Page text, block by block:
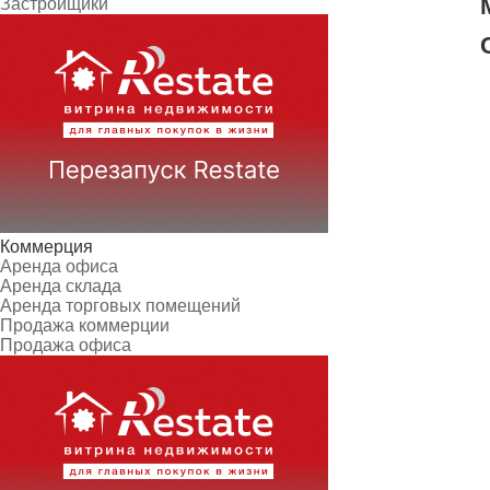
Застройщики
Коммерция
Аренда офиса
Аренда склада
Аренда торговых помещений
Продажа коммерции
Продажа офиса